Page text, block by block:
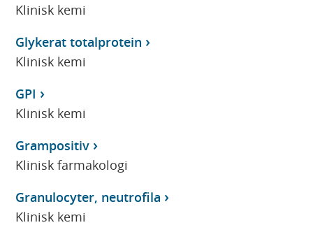
Klinisk kemi
Glykerat totalprotein
Klinisk kemi
GPI
Klinisk kemi
Grampositiv
Klinisk farmakologi
Granulocyter, neutrofila
Klinisk kemi